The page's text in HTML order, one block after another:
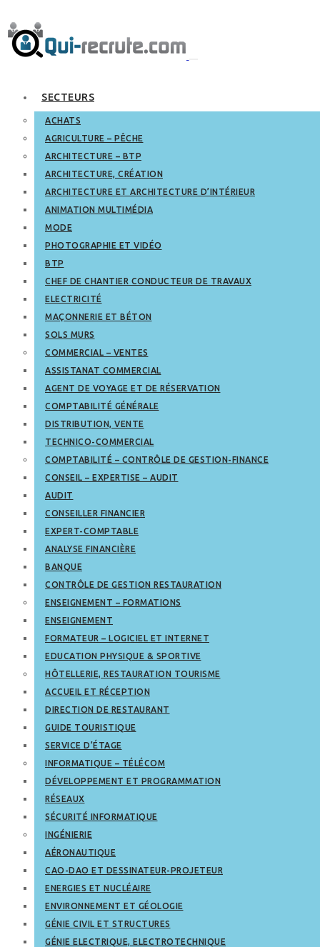
SECTEURS
ACHATS
AGRICULTURE – PÊCHE
ARCHITECTURE – BTP
ARCHITECTURE, CRÉATION
ARCHITECTURE ET ARCHITECTURE D’INTÉRIEUR
ANIMATION MULTIMÉDIA
MODE
PHOTOGRAPHIE ET VIDÉO
BTP
CHEF DE CHANTIER CONDUCTEUR DE TRAVAUX
ELECTRICITÉ
MAÇONNERIE ET BÉTON
SOLS MURS
COMMERCIAL – VENTES
ASSISTANAT COMMERCIAL
AGENT DE VOYAGE ET DE RÉSERVATION
COMPTABILITÉ GÉNÉRALE
DISTRIBUTION, VENTE
TECHNICO-COMMERCIAL
COMPTABILITÉ – CONTRÔLE DE GESTION-FINANCE
CONSEIL – EXPERTISE – AUDIT
AUDIT
CONSEILLER FINANCIER
EXPERT-COMPTABLE
ANALYSE FINANCIÈRE
BANQUE
CONTRÔLE DE GESTION RESTAURATION
ENSEIGNEMENT – FORMATIONS
ENSEIGNEMENT
FORMATEUR – LOGICIEL ET INTERNET
EDUCATION PHYSIQUE & SPORTIVE
HÔTELLERIE, RESTAURATION TOURISME
ACCUEIL ET RÉCEPTION
DIRECTION DE RESTAURANT
GUIDE TOURISTIQUE
SERVICE D’ÉTAGE
INFORMATIQUE – TÉLÉCOM
DÉVELOPPEMENT ET PROGRAMMATION
RÉSEAUX
SÉCURITÉ INFORMATIQUE
INGÉNIERIE
AÉRONAUTIQUE
CAO-DAO ET DESSINATEUR-PROJETEUR
ENERGIES ET NUCLÉAIRE
ENVIRONNEMENT ET GÉOLOGIE
GÉNIE CIVIL ET STRUCTURES
GÉNIE ELECTRIQUE, ELECTROTECHNIQUE